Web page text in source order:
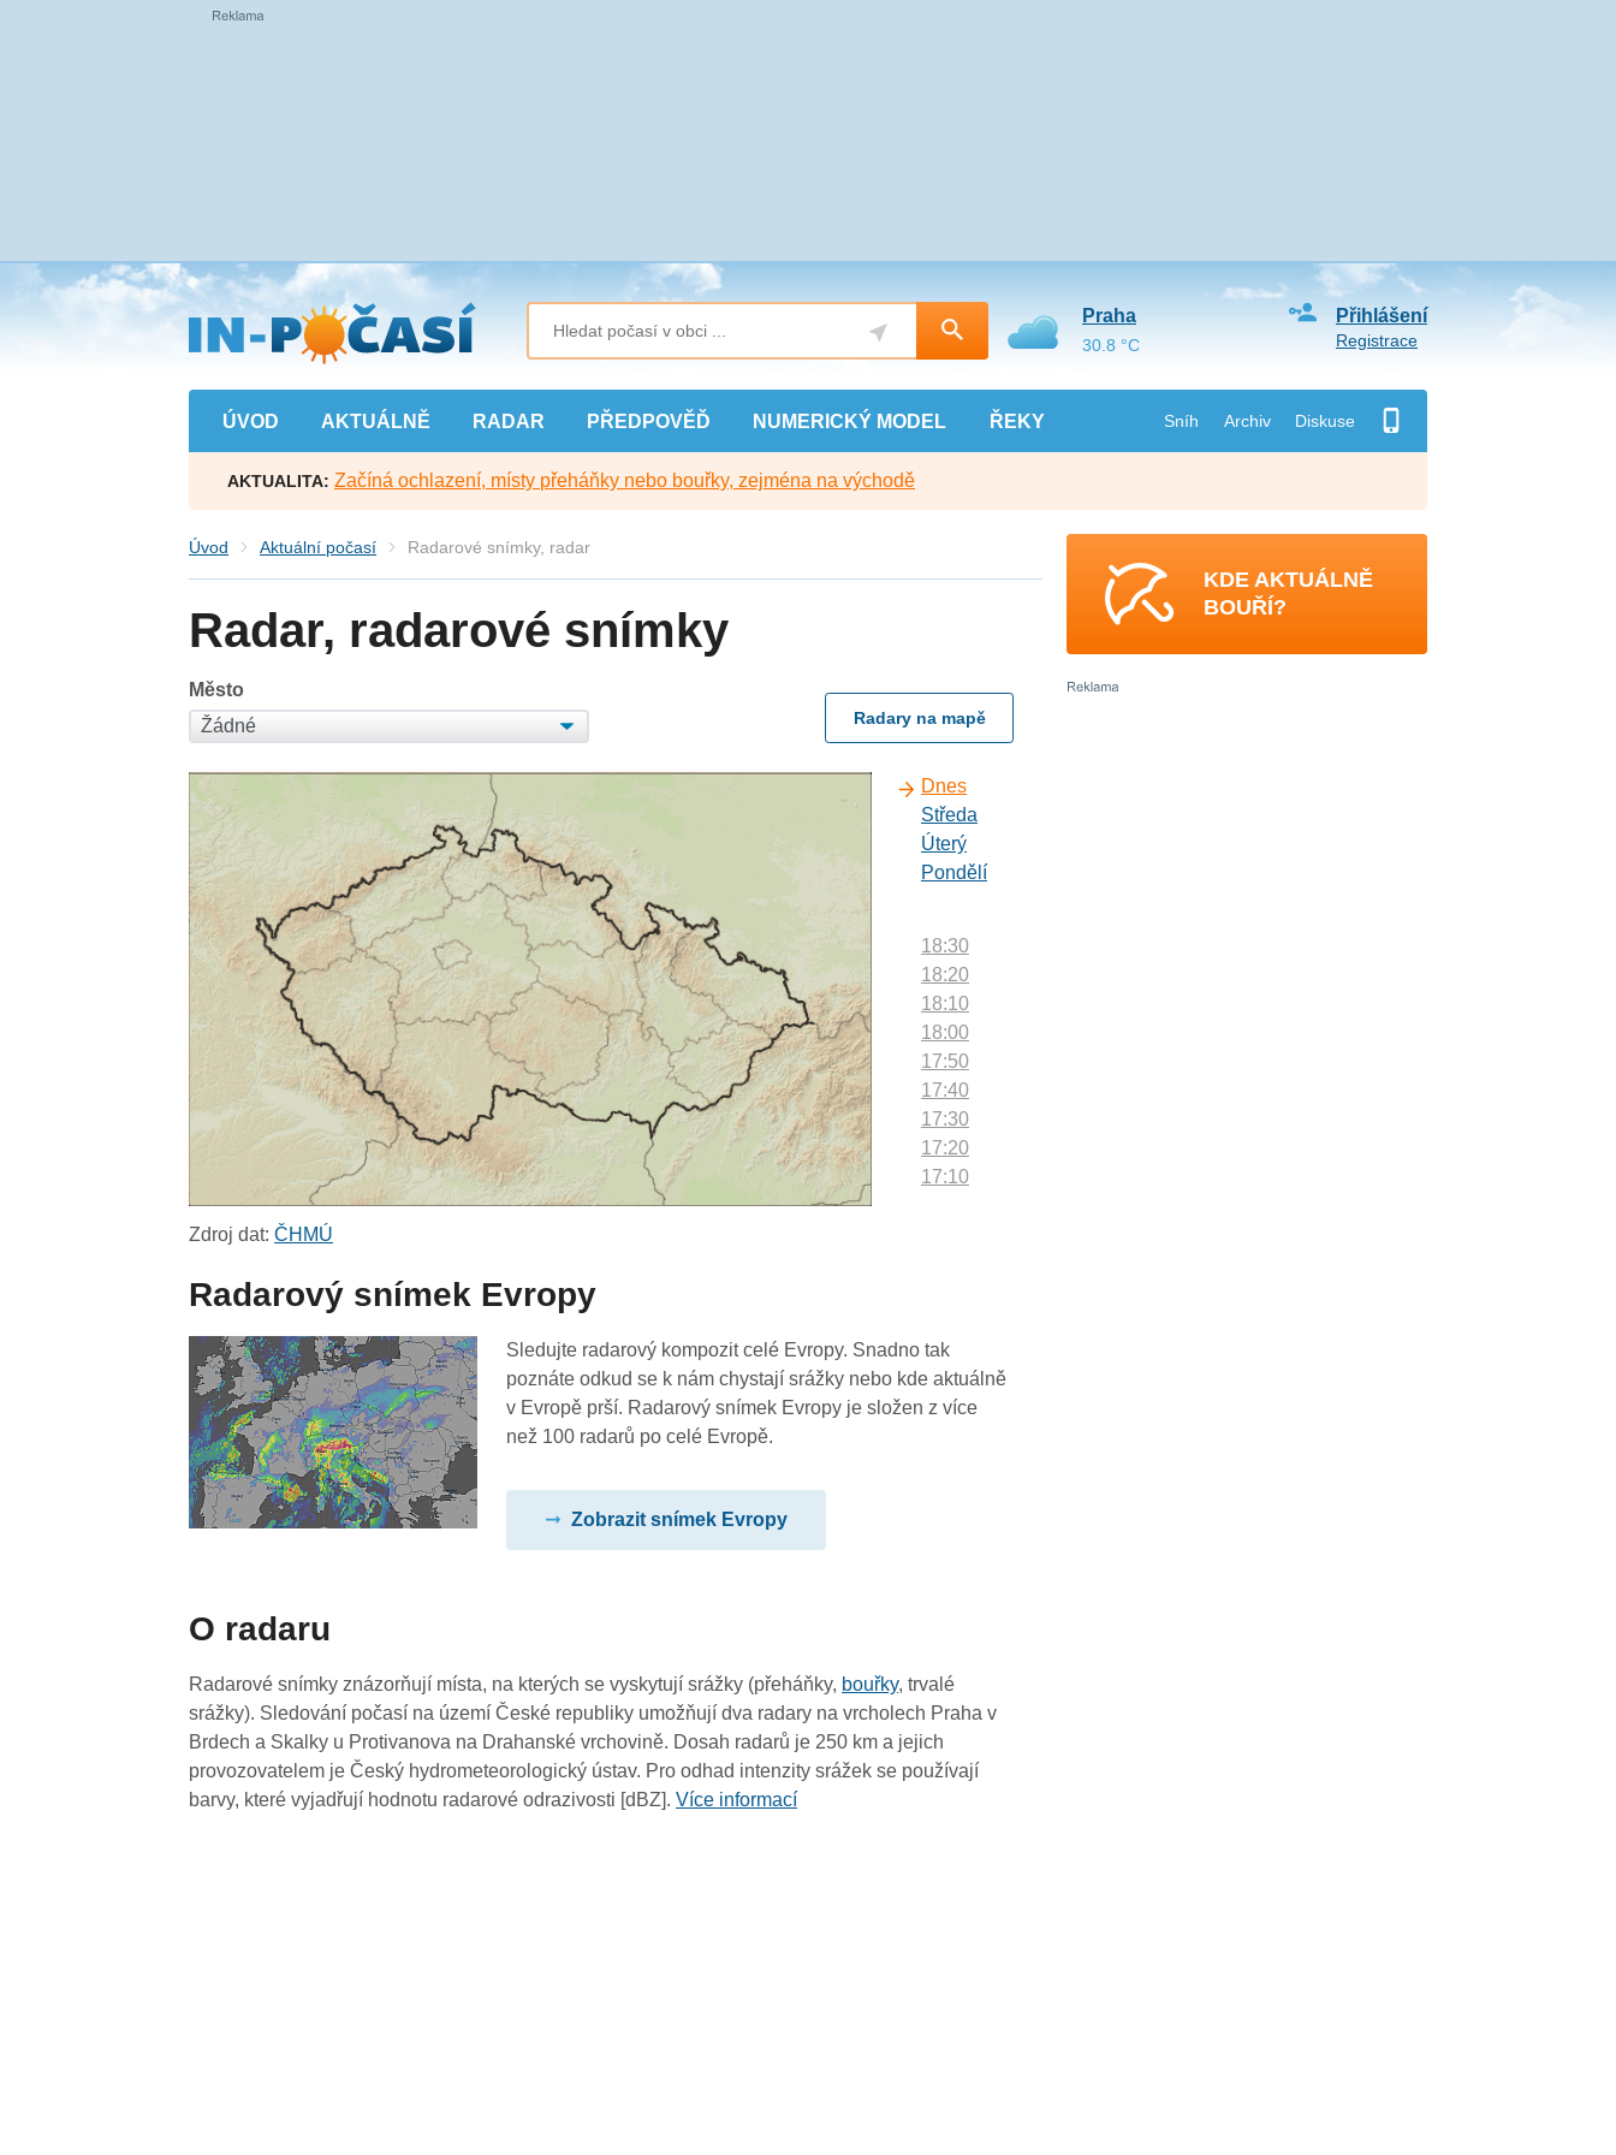
Přejít
na
hlavní
obsah
ÚVOD AKTUÁLNĚ RADAR PŘEDPOVĚĎ NUMERICKÝ MODEL ŘEKY Sníh Archiv Diskuse
Přihlášení
Registrace
Praha
30.8 °C
AKTUALITA: Začíná ochlazení, místy přeháňky nebo bouřky, zejména na východě
Úvod Aktuální počasí Radarové snímky, radar
Radar, radarové snímky
Město
Radary na mapě
Dnes
Středa
Úterý
Pondělí
18:30
18:20
18:10
18:00
17:50
17:40
17:30
17:20
17:10
16:10
16:00
15:50
14:10
14:00
13:50
13:40
Zdroj dat:ČHMÚ
Radarový snímek Evropy
Sledujte radarový kompozit celé Evropy. Snadno tak
poznáte odkud se k nám chystají srážky nebo kde aktuálně
v Evropě prší. Radarový snímek Evropy je složen z více
než 100 radarů po celé Evropě.
Zobrazit snímek Evropy
O radaru
Radarové snímky znázorňují místa, na kterých se vyskytují srážky (přeháňky, bouřky, trvalé
srážky). Sledování počasí na území České republiky umožňují dva radary na vrcholech Praha v
Brdech a Skalky u Protivanova na Drahanské vrchovině. Dosah radarů je 250 km a jejich
provozovatelem je Český hydrometeorologický ústav. Pro odhad intenzity srážek se používají
barvy, které vyjadřují hodnotu radarové odrazivosti [dBZ].Více informací
KDE AKTUÁLNĚ
BOUŘÍ?